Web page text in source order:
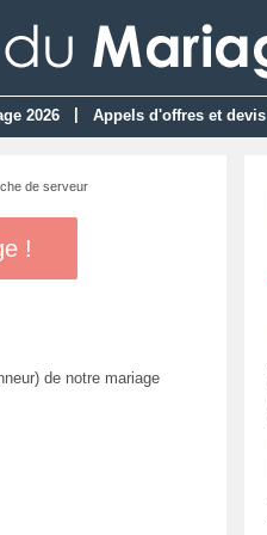
2026 Appels d'offres et devis
de serveur
!
de notre mariage